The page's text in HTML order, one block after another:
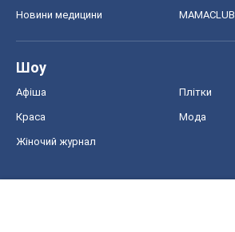
Новини медицини MAMACLUB
Шоу
Афіша Плітки
Краса Мода
Жіночий журнал